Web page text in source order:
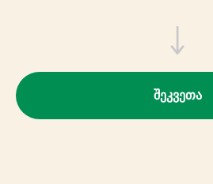
შეკვეთა